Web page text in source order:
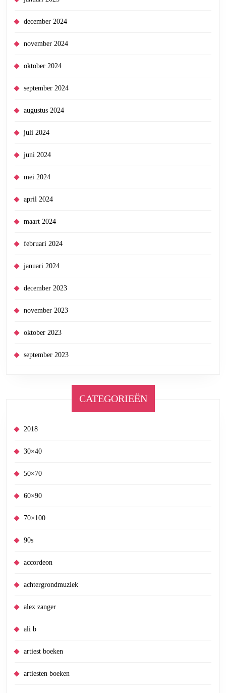
december 2024
november 2024
oktober 2024
september 2024
augustus 2024
juli 2024
juni 2024
mei 2024
april 2024
maart 2024
februari 2024
januari 2024
december 2023
november 2023
oktober 2023
september 2023
CATEGORIEËN
2018
30×40
50×70
60×90
70×100
90s
accordeon
achtergrondmuziek
alex zanger
ali b
artiest boeken
artiesten boeken